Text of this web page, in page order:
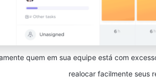
quem em sua equipe está com
realocar facilmente seus